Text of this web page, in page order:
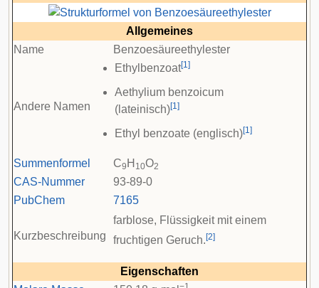
Allgemeines
Name
Benzoesäureethylester
Andere Namen
Ethylbenzoat[1]
Aethylium benzoicum
(lateinisch)[1]
Ethyl benzoate (englisch)[1]
Summenformel C9 H 10O2
CAS-Nummer
93-89-0
PubChem
7165
Kurzbeschreibung
farblose, Flüssigkeit mit einem
fruchtigen Geruch. [2]
Eigenschaften